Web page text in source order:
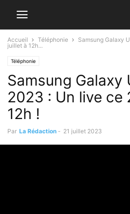
Accueil Téléphonie
Samsung Galaxy
juillet à 12h...
Téléphonie
Samsung Galaxy
2023 : Un live ce
12h !
Par La Rédaction - 21 juillet 2023